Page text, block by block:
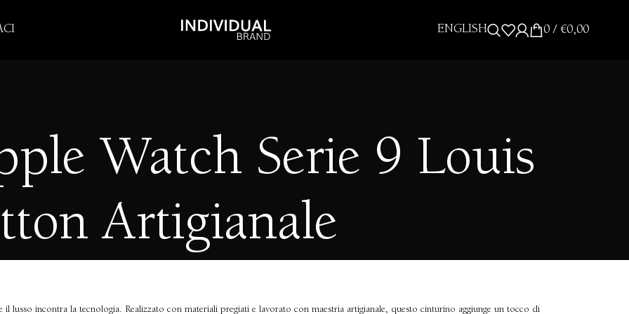
ENGLISH 0/ €0,00
Watch Serie 9 Louis
Artigianale
incontra la tecnologia. Realizzato con materiali pregiati e lavorato con maestria artigianale, questo cinturino aggiunge un tocco di